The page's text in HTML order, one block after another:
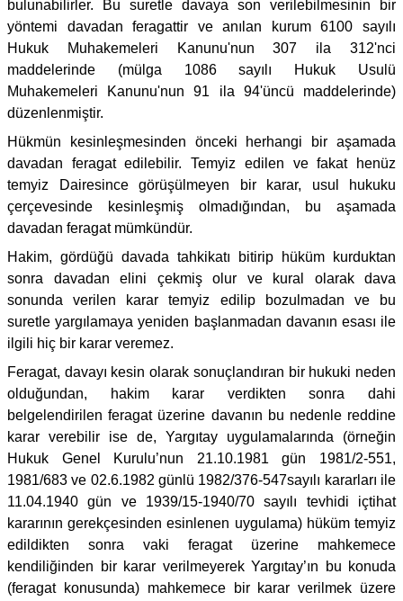
bulunabilirler. Bu suretle davaya son verilebilmesinin bir
yöntemi davadan feragattir ve anılan kurum 6100 sayılı
Hukuk Muhakemeleri Kanunu'nun 307 ila 312'nci
maddelerinde (mülga 1086 sayılı Hukuk Usulü
Muhakemeleri Kanunu'nun 91 ila 94'üncü maddelerinde)
düzenlenmiştir.
Hükmün kesinleşmesinden önceki herhangi bir aşamada
davadan feragat edilebilir. Temyiz edilen ve fakat henüz
temyiz Dairesince görüşülmeyen bir karar, usul hukuku
çerçevesinde kesinleşmiş olmadığından, bu aşamada
davadan feragat mümkündür.
Hakim, gördüğü davada tahkikatı bitirip hüküm kurduktan
sonra davadan elini çekmiş olur ve kural olarak dava
sonunda verilen karar temyiz edilip bozulmadan ve bu
suretle yargılamaya yeniden başlanmadan davanın esası ile
ilgili hiç bir karar veremez.
Feragat, davayı kesin olarak sonuçlandıran bir hukuki neden
olduğundan, hakim karar verdikten sonra dahi
belgelendirilen feragat üzerine davanın bu nedenle reddine
karar verebilir ise de, Yargıtay uygulamalarında (örneğin
Hukuk Genel Kurulu’nun 21.10.1981 gün 1981/2-551,
1981/683 ve 02.6.1982 günlü 1982/376-547sayılı kararları ile
11.04.1940 gün ve 1939/15-1940/70 sayılı tevhidi içtihat
kararının gerekçesinden esinlenen uygulama) hüküm temyiz
edildikten sonra vaki feragat üzerine mahkemece
kendiliğinden bir karar verilmeyerek Yargıtay’ın bu konuda
(feragat konusunda) mahkemece bir karar verilmek üzere